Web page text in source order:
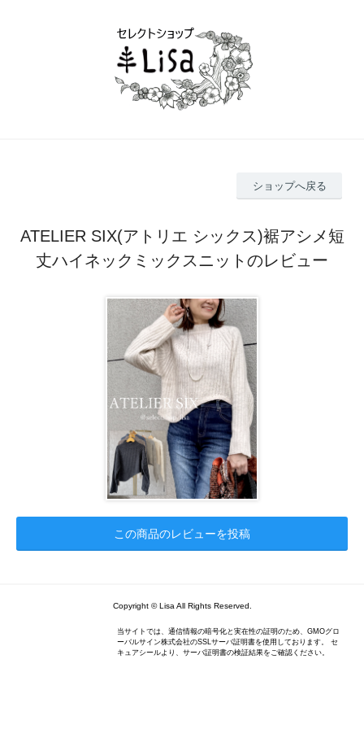
ショップへ戻る
ATELIER SIX(アトリエ シックス)裾アシメ短
丈ハイネックミックスニットのレビュー
この商品のレビューを投稿
Copyright © Lisa All Rights Reserved.
当サイトでは、通信情報の暗号化と実在性の証明のため、GMOグロ
ーバルサイン株式会社のSSLサーバ証明書を使用しております。 セ
キュアシールより、サーバ証明書の検証結果をご確認ください。